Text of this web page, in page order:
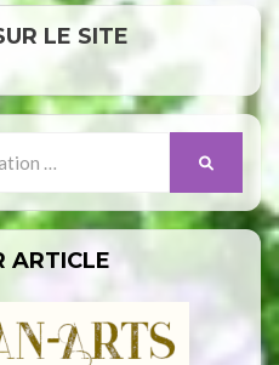
LE SITE
ARTICLE